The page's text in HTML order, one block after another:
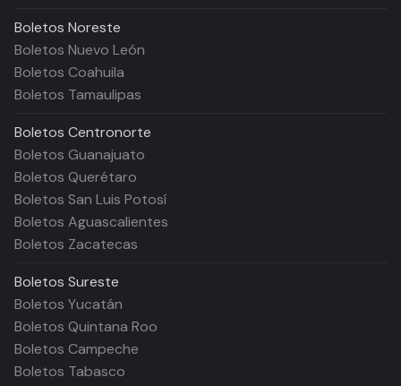
Boletos Noreste
Boletos Nuevo León
Boletos Coahuila
Boletos Tamaulipas
Boletos Centronorte
Boletos Guanajuato
Boletos Querétaro
Boletos San Luis Potosí
Boletos Aguascalientes
Boletos Zacatecas
Boletos Sureste
Boletos Yucatán
Boletos Quintana Roo
Boletos Campeche
Boletos Tabasco